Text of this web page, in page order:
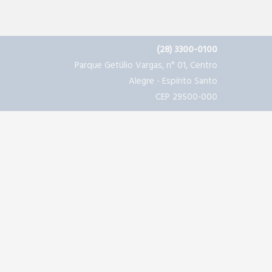
(28) 3300-0100
Parque Getúlio Vargas, n° 01, Centro
Alegre - Espírito Santo
CEP 29500-000